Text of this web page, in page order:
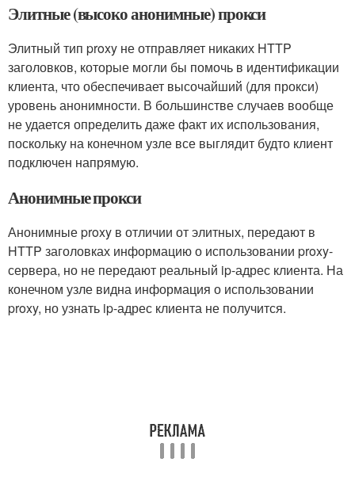
Элитные (высоко анонимные) прокси
Элитный тип proxy не отправляет никаких HTTP
заголовков, которые могли бы помочь в идентификации
клиента, что обеспечивает высочайший (для прокси)
уровень анонимности. В большинстве случаев вообще
не удается определить даже факт их использования,
поскольку на конечном узле все выглядит будто клиент
подключен напрямую.
Анонимные прокси
Анонимные proxy в отличии от элитных, передают в
HTTP заголовках информацию о использовании proxy-
сервера, но не передают реальный ip-адрес клиента. На
конечном узле видна информация о использовании
proxy, но узнать ip-адрес клиента не получится.